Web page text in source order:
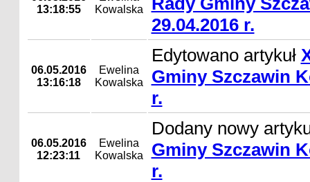
13:18:55
Kowalska
29.04.2016 r.
06.05.2016
13:16:18
Ewelina
Kowalska
Edytowano artykuł
Gminy Szczawin
r.
06.05.2016
12:23:11
Ewelina
Kowalska
Dodany nowy
Gminy Szczawin
r.